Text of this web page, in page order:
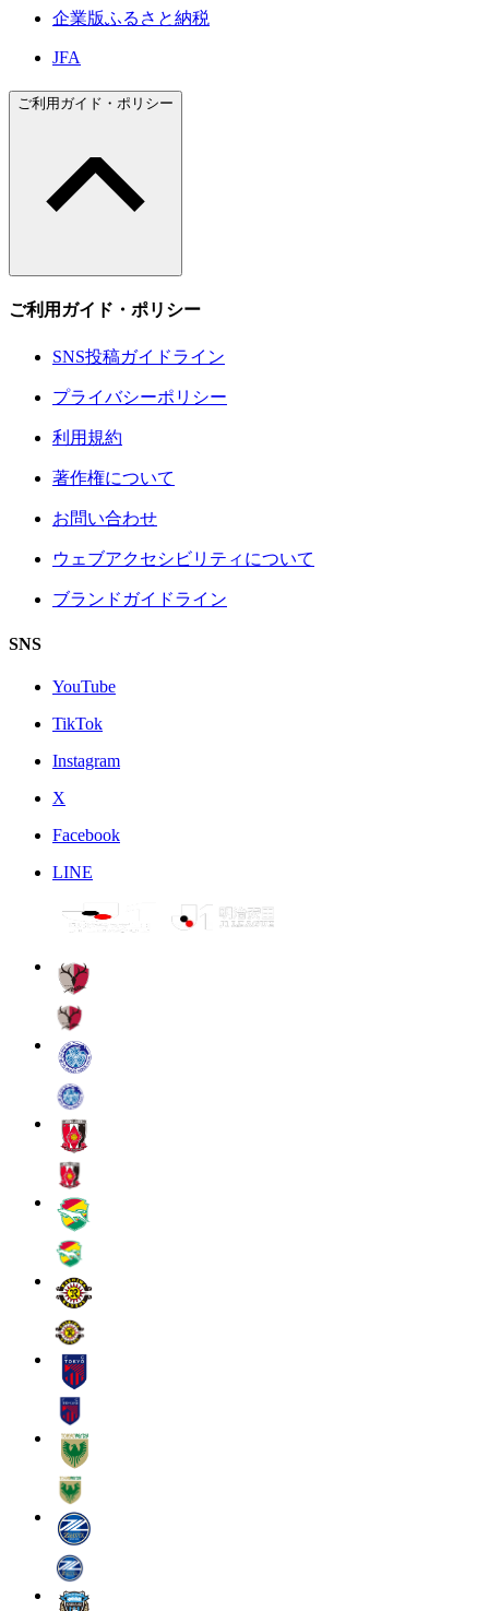
企業版ふるさと納税
JFA
ご利用ガイド・ポリシー
ご利用ガイド・ポリシー
SNS投稿ガイドライン
プライバシーポリシー
利用規約
著作権について
お問い合わせ
ウェブアクセシビリティについて
ブランドガイドライン
SNS
YouTube
TikTok
Instagram
X
Facebook
LINE